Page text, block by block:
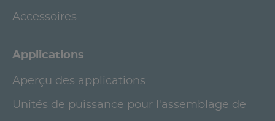
Accessoires
Applications
Aperçu des applications
Unités de puissance pour l'assemblage de